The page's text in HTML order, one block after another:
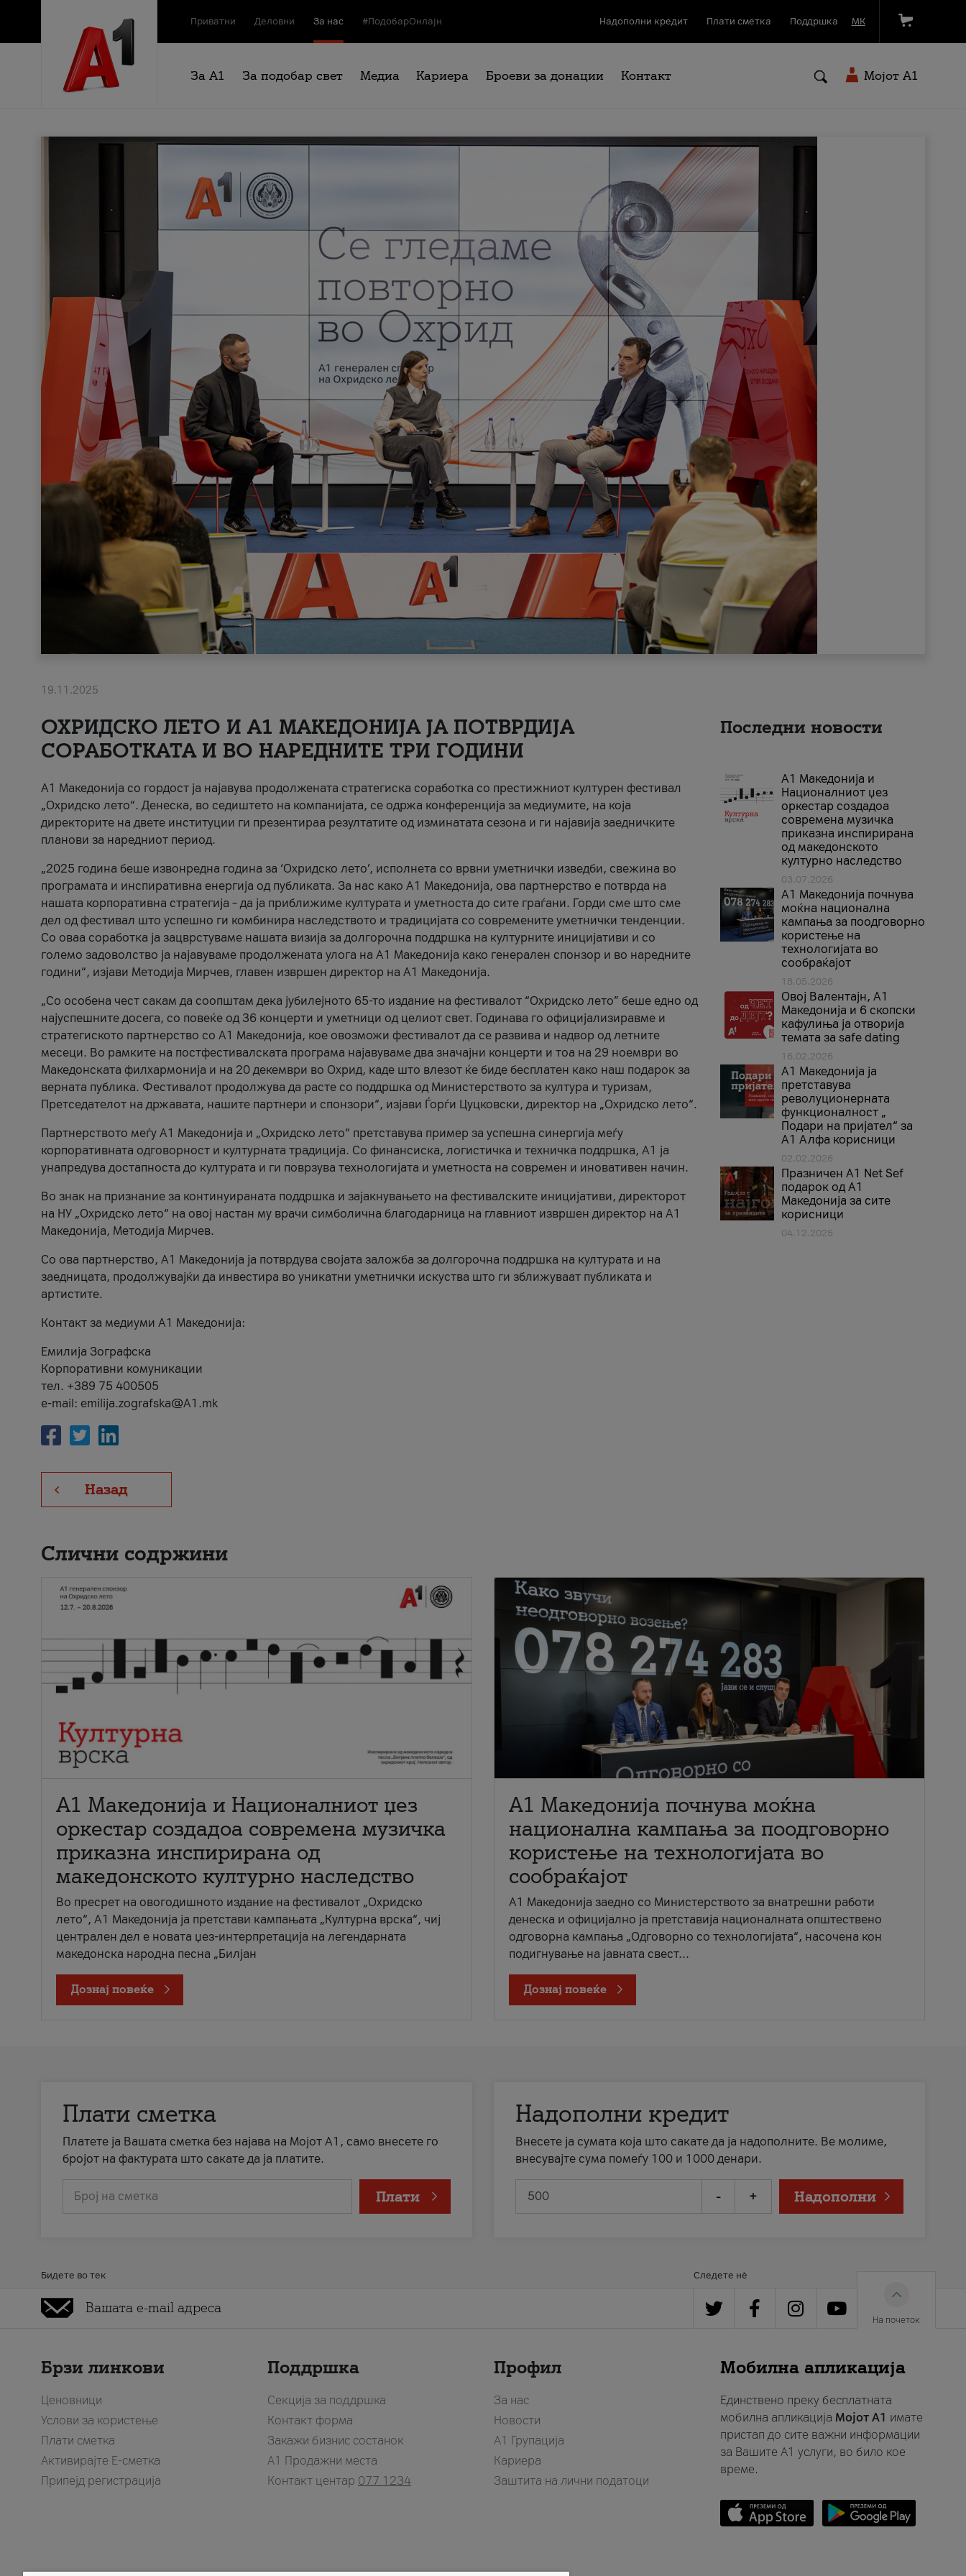
Приватни Деловни За нас #ПодобарОнлајн Надополни кредит Плати сметка Поддршка МК
За А1 За подобар свет Медиа Кариера Броеви за донации Контакт Мојот A1
19.11.2025
ОХРИДСКО ЛЕТО И A1 МАКЕДОНИЈА ЈА ПОТВРДИЈА
СОРАБОТКАТА И ВО НАРЕДНИТЕ ТРИ ГОДИНИ
A1 Македонија со гордост ја најавува продолжената стратегиска соработка со престижниот културен фестивал
„Охридско лето“. Денеска, во седиштето на компанијата, се одржа конференција за медиумите, на која
директорите на двете институции ги презентираа резултатите од изминатата сезона и ги најавија заедничките
планови за наредниот период.
„2025 година беше извонредна година за ‘Охридско лето’, исполнета со врвни уметнички изведби, свежина во
програмата и инспиративна енергија од публиката. За нас како A1 Македонија, ова партнерство е потврда на
нашата корпоративна стратегија – да ја приближиме културата и уметноста до сите граѓани. Горди сме што сме
дел од фестивал што успешно ги комбинира наследството и традицијата со современите уметнички тенденции.
Со оваа соработка ја зацврстуваме нашата визија за долгорочна поддршка на културните иницијативи и со
големо задоволство ја најавуваме продолжената улога на A1 Македонија како генерален спонзор и во наредните
години“, изјави Методија Мирчев, главен извршен директор на A1 Македонија.
„Со особена чест сакам да соопштам дека јубилејното 65-то издание на фестивалот “Охридско лето” беше едно од
најуспешните досега, со повеќе од 36 концерти и уметници од целиот свет. Годинава го официјализиравме и
стратегиското партнерство со А1 Македонија, кое овозможи фестивалот да се развива и надвор од летните
месеци. Во рамките на постфестивалската програма најавуваме два значајни концерти и тоа на 29 ноември во
Македонската филхармонија и на 20 декември во Охрид, каде што влезот ќе биде бесплатен како наш подарок за
верната публика. Фестивалот продолжува да расте со поддршка од Министерството за култура и туризам,
Претседателот на државата, нашите партнери и спонзори“, изјави Ѓорѓи Цуцковски, директор на „Охридско лето“.
Партнерството меѓу A1 Македонија и „Охридско лето“ претставува пример за успешна синергија меѓу
корпоративната одговорност и културната традиција. Со финансиска, логистичка и техничка поддршка, A1 ја
унапредува достапноста до културата и ги поврзува технологијата и уметноста на современ и иновативен начин.
Во знак на признание за континуираната поддршка и зајакнувањето на фестивалските иницијативи, директорот
на НУ „Охридско лето“ на овој настан му врачи симболична благодарница на главниот извршен директор на A1
Македонија, Методија Мирчев.
Со ова партнерство, A1 Македонија ја потврдува својата заложба за долгорочна поддршка на културата и на
заедницата, продолжувајќи да инвестира во уникатни уметнички искуства што ги зближуваат публиката и
артистите.
Контакт за медиуми А1 Македонија:
Емилија Зографска
Корпоративни комуникации
тел. +389 75 400505
e-mail: emilija.zografska@A1.mk
Назад
Последни новости
А1 Македонија и
Националниот џез
оркестар создадоа
современа музичка
приказна инспирирана
од македонското
културно наследство
03.07.2026
A1 Македонија почнува
моќна национална
кампања за поодговорно
користење на
технологијата во
сообраќајот
18.05.2026
Овој Валентајн, A1
Македонија и 6 скопски
кафулиња ја отворија
темата за safe dating
16.02.2026
А1 Македонија ја
претставува
револуционерната
функционалност „
Подари на пријател“ за
А1 Алфа корисници
02.02.2026
Празничен A1 Net Sеf
подарок од А1
Македонија за сите
корисници
04.12.2025
Слични содржини
А1 Македонија и Националниот џез
оркестар создадоа современа музичка
приказна инспирирана од
македонското културно наследство
Во пресрет на овогодишното издание на фестивалот „Охридско
лето“, А1 Македонија ја претстави кампањата „Културна врска“, чиј
централен дел е новата џез-интерпретација на легендарната
македонска народна песна „Билјан
Дознај повеќе
A1 Македонија почнува моќна
национална кампања за поодговорно
користење на технологијата во
сообраќајот
A1 Македонија заедно со Министерството за внатрешни работи
денеска и официјално ја претставија националната општествено
одговорна кампања „Одговорно со технологијата“, насочена кон
подигнување на јавната свест...
Дознај повеќе
Плати сметка
Платете ја Вашата сметка без најава на Мојот А1, само внесете го
бројот на фактурата што сакате да ја платите.
Број на сметка Плати
Надополни кредит
Внесете ја сумата која што сакате да ја надополните. Ве молиме,
внесувајте сума помеѓу 100 и 1000 денари.
- + Надополни
Бидете во тек Следете нè
На почеток
Брзи линкови
Ценовници
Услови за користење
Плати сметка
Активирајте Е-сметка
Припејд регистрација
Поддршка
Секција за поддршка
Контакт форма
Закажи бизнис состанок
A1 Продажни места
Контакт центар 077 1234
Профил
За нас
Новости
А1 Групација
Кариера
Заштита на лични податоци
Мобилна апликација
Единствено преку бесплатната
мобилна апликација Мојот A1 имате
пристап до сите важни информации
за Вашите A1 услуги, во било кое
време.